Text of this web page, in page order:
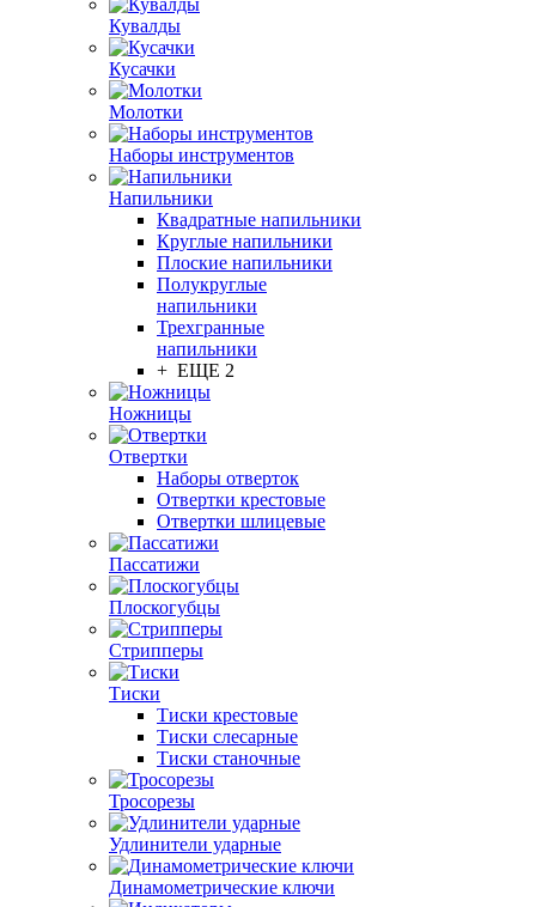
Кувалды
Кусачки
Молотки
Наборы инструментов
Напильники
Квадратные напильники
Круглые напильники
Плоские напильники
Полукруглые
напильники
Трехгранные
напильники
+ ЕЩЕ 2
Ножницы
Отвертки
Наборы отверток
Отвертки крестовые
Отвертки шлицевые
Пассатижи
Плоскогубцы
Стрипперы
Тиски
Тиски крестовые
Тиски слесарные
Тиски станочные
Тросорезы
Удлинители ударные
Динамометрические ключи